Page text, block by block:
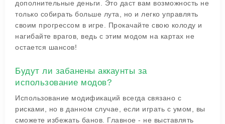
дополнительные деньги. Это даст вам возможность не
только собирать больше лута, но и легко управлять
своим прогрессом в игре. Прокачайте свою колоду и
нагибайте врагов, ведь с этим модом на картах не
остается шансов!
Будут ли забанены аккаунты за
использование модов?
Использование модификаций всегда связано с
рисками, но в данном случае, если играть с умом, вы
сможете избежать банов. Главное - не выставлять